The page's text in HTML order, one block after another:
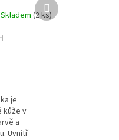
Skladem (2 ks)
je
kůže v
a
Uvnitř
produkt